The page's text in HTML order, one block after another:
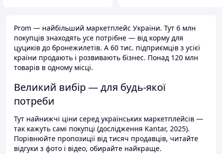
Prom — найбільший маркетплейс України. Тут 6 млн
покупців знаходять усе потрібне — від корму для
цуциків до бронежилетів. А 60 тис. підприємців з усієї
країни продають і розвивають бізнес. Понад 120 млн
товарів в одному місці.
Великий вибір — для будь-якої
потреби
Тут найнижчі ціни серед українських маркетплейсів —
так кажуть самі покупці (дослідження Kantar, 2025).
Порівнюйте пропозиції від тисяч продавців, читайте
відгуки з фото і відео, обирайте найкраще.